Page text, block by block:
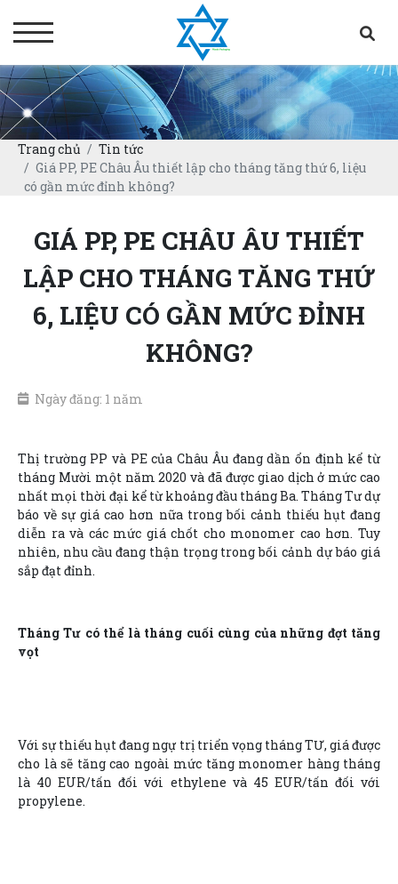
Trang chủ
Tin tức
Giá PP, PE Châu Âu thiết lập cho tháng tăng thứ 6, liệu
có gần mức đỉnh không?
GIÁ PP, PE CHÂU ÂU THIẾT
LẬP CHO THÁNG TĂNG THỨ
6, LIỆU CÓ GẦN MỨC ĐỈNH
KHÔNG?
Ngày đăng: 1 năm
Thị trường PP và PE của Châu Âu đang dần ổn định kể từ
tháng Mười một năm 2020 và đã được giao dịch ở mức cao
nhất mọi thời đại kể từ khoảng đầu tháng Ba. Tháng Tư dự
báo về sự giá cao hơn nữa trong bối cảnh thiếu hụt đang
diễn ra và các mức giá chốt cho monomer cao hơn. Tuy
nhiên, nhu cầu đang thận trọng trong bối cảnh dự báo giá
sắp đạt đỉnh.
Tháng Tư có thể là tháng cuối cùng của những đợt tăng
vọt
Với sự thiếu hụt đang ngự trị triển vọng tháng TƯ, giá được
cho là sẽ tăng cao ngoài mức tăng monomer hàng tháng
là 40 EUR/tấn đối với ethylene và 45 EUR/tấn đối với
propylene.